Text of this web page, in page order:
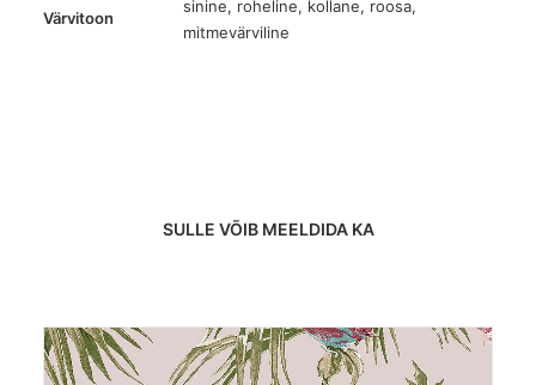
Värvitoon
sinine, roheline, kollane, roosa,
mitmevärviline
SULLE VÕIB MEELDIDA KA